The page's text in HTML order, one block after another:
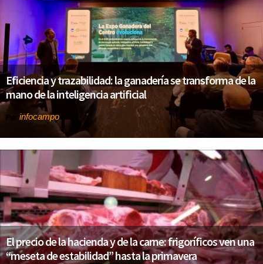
Eficiencia y trazabilidad: la ganadería se transforma de la
mano de la inteligencia artificial
Por infocampo
El precio de la hacienda y de la carne: frigoríficos ven una
“meseta de estabilidad” hasta la primavera